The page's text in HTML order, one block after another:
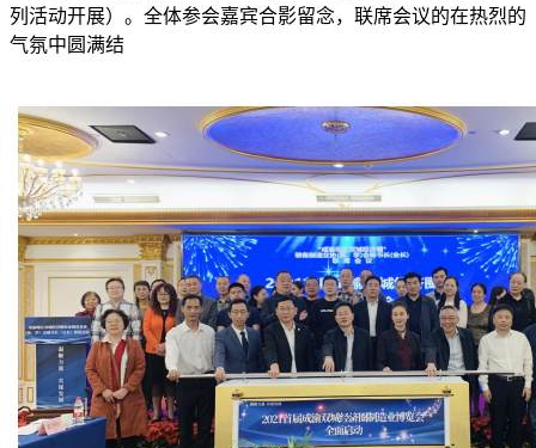
列活动开展）。全体参会嘉宾合影留念，联席会议的在热烈的
气氛中圆满结